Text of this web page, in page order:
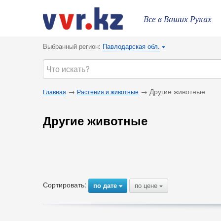
Все в Ваших Руках
Выбранный регион: Павлодарская обл. {
Главная → Растения и животные → Другие животные
Другие животные
Сортировать: по дате{ по цене {